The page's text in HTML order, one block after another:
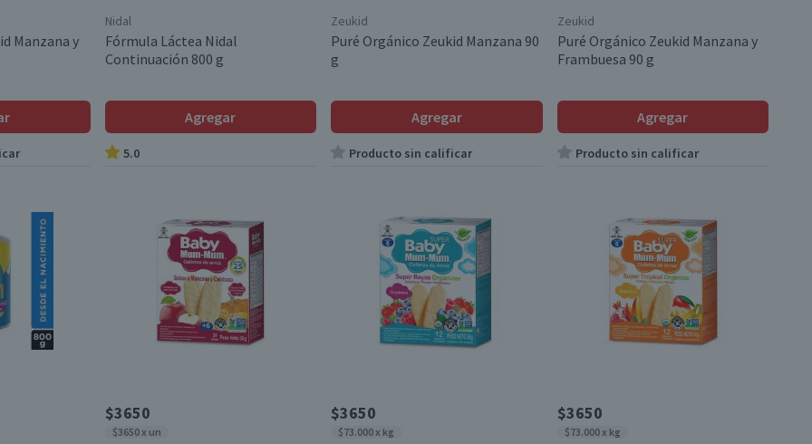
Manzana y
Nidal
Fórmula Láctea Nidal
Continuación 800 g
Agregar
5.0
Zeukid
Puré Orgánico Zeukid Manzana 90
g
Agregar
Producto sin calificar
Zeukid
Puré Orgánico Zeukid Manzana y
Frambuesa 90 g
Agregar
Producto sin calificar
$3650
$3650 x un
$3650
$73.000 x kg
$3650
$73.000 x kg